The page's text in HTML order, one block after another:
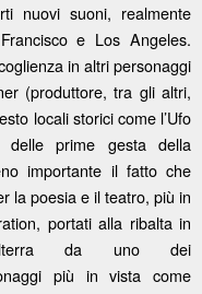
nuovi suoni, realmente
e Los Angeles.
in altri personaggi
(produttore, tra gli altri,
locali storici come l’Ufo
prime gesta della
importante il fatto che
la poesia e il teatro, più in
portati alla ribalta in
da uno dei
più in vista come